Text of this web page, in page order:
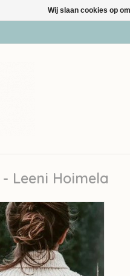
Leeni Hoimela
Wij slaan cookies op